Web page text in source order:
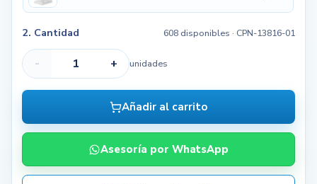
2. Cantidad 608 disponibles · CPN-13816-01
- + unidades
Añadir al carrito
Asesoría por WhatsApp